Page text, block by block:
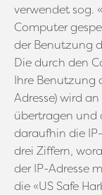
verwendet sog.
Computer
der Benutzung
Die durch den
Ihre Benutzung
Adresse) wird
übertragen und
daraufhin die
drei Ziffern,
der IP-Adresse
die «US Safe